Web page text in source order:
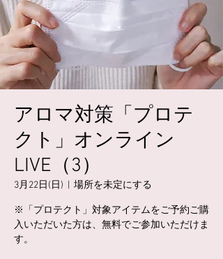
アロマ対策「プロテ
クト」オンライン
LIVE（3）
3月22日(日)
  |
場所を未定にする
※「プロテクト」対象アイテムをご予約ご購
入いただいた方は、無料でご参加いただけま
す。